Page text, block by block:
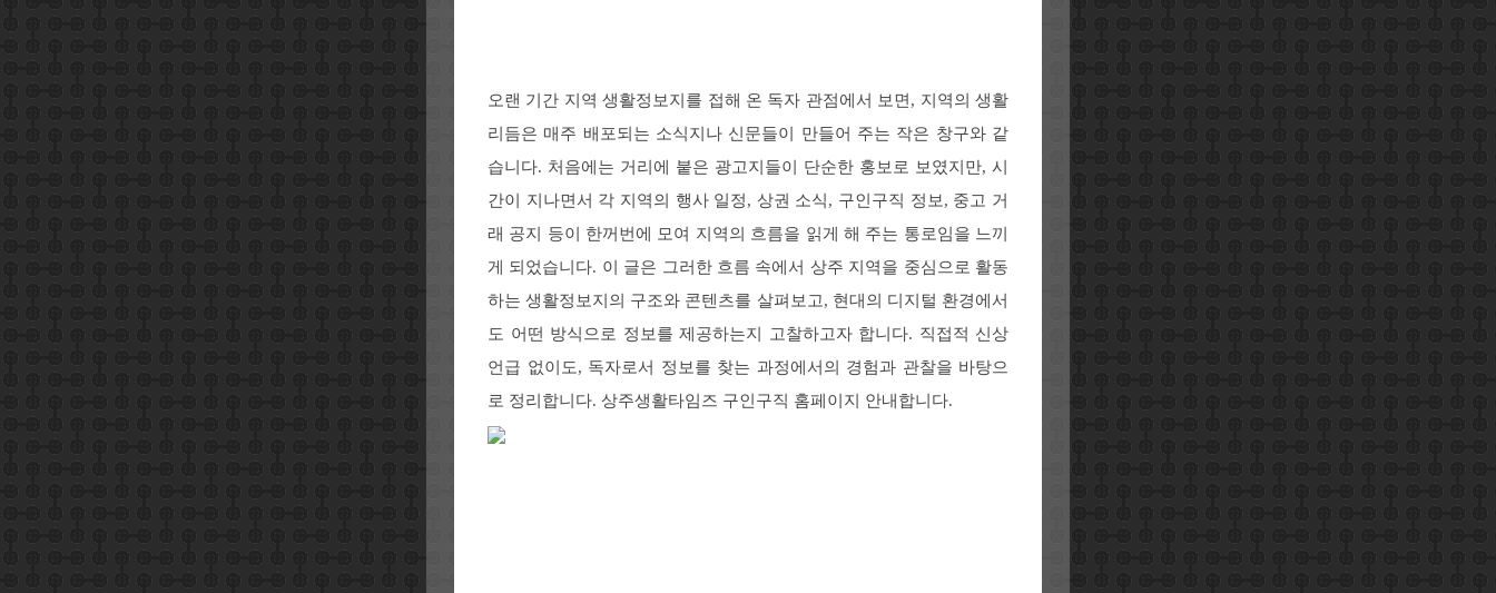
오랜 기간 지역 생활정보지를 접해 온 독자 관점에서 보면, 지역의 생활
리듬은 매주 배포되는 소식지나 신문들이 만들어 주는 작은 창구와 같
습니다. 처음에는 거리에 붙은 광고지들이 단순한 홍보로 보였지만, 시
간이 지나면서 각 지역의 행사 일정, 상권 소식, 구인구직 정보, 중고 거
래 공지 등이 한꺼번에 모여 지역의 흐름을 읽게 해 주는 통로임을 느끼
게 되었습니다. 이 글은 그러한 흐름 속에서 상주 지역을 중심으로 활동
하는 생활정보지의 구조와 콘텐츠를 살펴보고, 현대의 디지털 환경에서
도 어떤 방식으로 정보를 제공하는지 고찰하고자 합니다. 직접적 신상
언급 없이도, 독자로서 정보를 찾는 과정에서의 경험과 관찰을 바탕으
로 정리합니다. 상주생활타임즈 구인구직 홈페이지 안내합니다.